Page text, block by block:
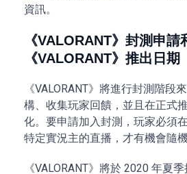
資訊。
《VALORANT》封測申請
《VALORANT》推出日期
《VALORANT》將進行封測階段
構、收集玩家回饋，並且在正式
化。要申請加入封測，玩家必須
特定實況主的直播，才有機會隨機
《VALORANT》將於 2020 年夏季